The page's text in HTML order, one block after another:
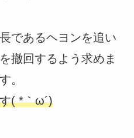
であるヘヨンを追い
撤回するよう求めま
。
( *｀ω´)